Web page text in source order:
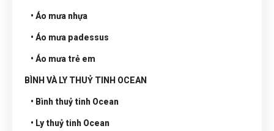
• Áo mưa nhựa
• Áo mưa padessus
• Áo mưa trẻ em
BÌNH VÀ LY THUỶ TINH OCEAN
• Bình thuỷ tinh Ocean
• Ly thuỷ tinh Ocean